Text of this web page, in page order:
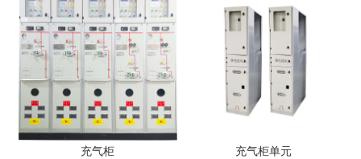
充气柜 充气柜单元